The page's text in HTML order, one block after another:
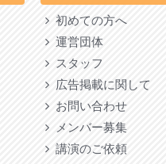
初めての方へ
運営団体
スタッフ
広告掲載に関して
お問い合わせ
メンバー募集
講演のご依頼